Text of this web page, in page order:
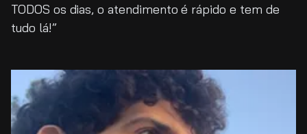
TODOS os dias, o atendimento é rápido e tem de
tudo lá!